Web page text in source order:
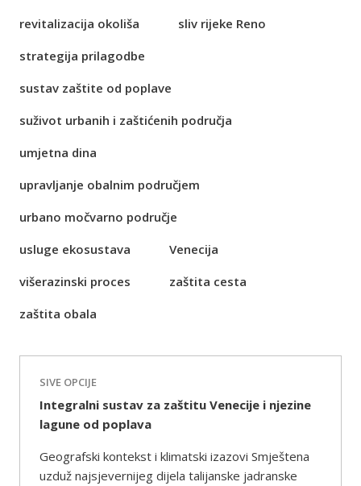
revitalizacija okoliša
sliv rijeke Reno
strategija prilagodbe
sustav zaštite od poplave
suživot urbanih i zaštićenih područja
umjetna dina
upravljanje obalnim područjem
urbano močvarno područje
usluge ekosustava
Venecija
višerazinski proces
zaštita cesta
zaštita obala
SIVE OPCIJE
Integralni sustav za zaštitu Venecije i njezine
lagune od poplava
Geografski kontekst i klimatski izazovi Smještena
uzduž najsjevernijeg dijela talijanske jadranske